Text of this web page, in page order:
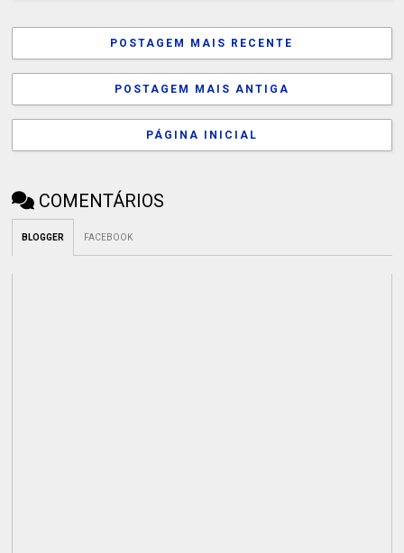
POSTAGEM MAIS RECENTE
POSTAGEM MAIS ANTIGA
PÁGINA INICIAL
COMENTÁRIOS
BLOGGER FACEBOOK